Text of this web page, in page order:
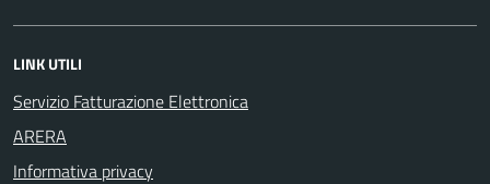
LINK UTILI
Servizio Fatturazione Elettronica
ARERA
Informativa privacy